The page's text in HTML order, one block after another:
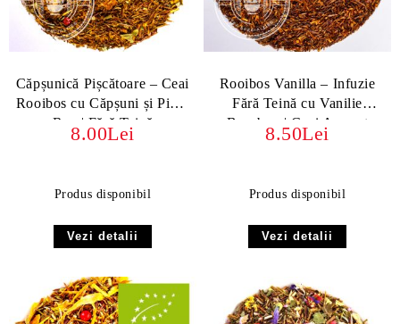
Căpșunică Pișcătoare – Ceai
Rooibos cu Căpșuni și Piper
Roz | Fără Teină
8.00Lei
Produs disponibil
Vezi detalii
Rooibos Vanilla – Infuzie
Fără Teină cu Vanilie
Bourbon | Ceai Aromat
8.50Lei
Produs disponibil
Vezi detalii